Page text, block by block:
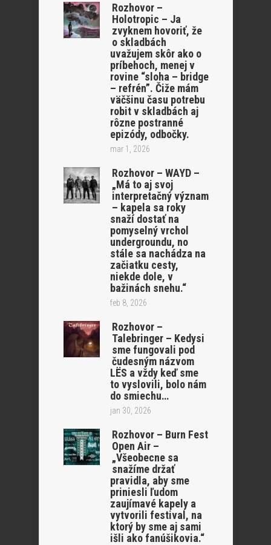
Rozhovor –
Holotropic – Ja
zvyknem hovoriť, že
o skladbách
uvažujem skôr ako o
príbehoch, menej v
rovine “sloha – bridge
– refrén”. Čiže mám
väčšinu času potrebu
robit v skladbách aj
rôzne postranné
epizódy, odbočky.
mar 1, 2026
Rozhovor – WAYD –
„Má to aj svoj
interpretačný význam
– kapela sa roky
snaží dostať na
pomyselný vrchol
undergroundu, no
stále sa nachádza na
začiatku cesty,
niekde dole, v
bažinách snehu.“
feb 8, 2026
Rozhovor –
Talebringer – Kedysi
sme fungovali pod
čudesným názvom
LËS a vždy keď sme
to vyslovili, bolo nám
do smiechu…
jan 30, 2026
Rozhovor – Burn Fest
Open Air –
„Všeobecne sa
snažíme držať
pravidla, aby sme
priniesli ľudom
zaujímavé kapely a
vytvorili festival, na
ktorý by sme aj sami
išli ako fanúšikovia.“